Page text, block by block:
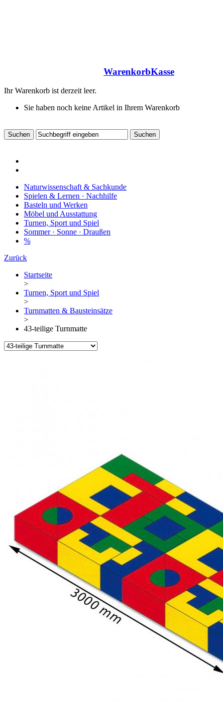
WarenkorbKasse
Ihr Warenkorb ist derzeit leer.
Sie haben noch keine Artikel in Ihrem Warenkorb
Naturwissenschaft & Sachkunde
Spielen & Lernen · Nachhilfe
Basteln und Werken
Möbel und Ausstattung
Turnen, Sport und Spiel
Sommer · Sonne · Draußen
%
Zurück
Startseite
>
Turnen, Sport und Spiel
>
Turnmatten & Bausteinsätze
>
43-teilige Turnmatte